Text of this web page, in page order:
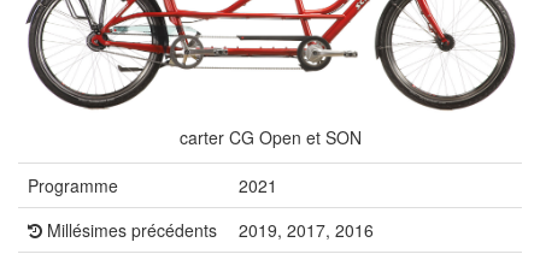
carter CG Open et SON
Programme
2021
Millésimes précédents
2019, 2017, 2016